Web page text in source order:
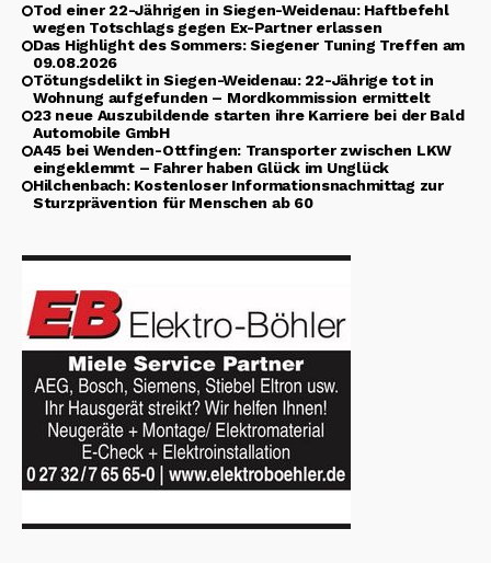
Tod einer 22-Jährigen in Siegen-Weidenau: Haftbefehl
wegen Totschlags gegen Ex-Partner erlassen
Das Highlight des Sommers: Siegener Tuning Treffen am
09.08.2026
Tötungsdelikt in Siegen-Weidenau: 22-Jährige tot in
Wohnung aufgefunden – Mordkommission ermittelt
23 neue Auszubildende starten ihre Karriere bei der Bald
Automobile GmbH
A45 bei Wenden-Ottfingen: Transporter zwischen LKW
eingeklemmt – Fahrer haben Glück im Unglück
Hilchenbach: Kostenloser Informationsnachmittag zur
Sturzprävention für Menschen ab 60